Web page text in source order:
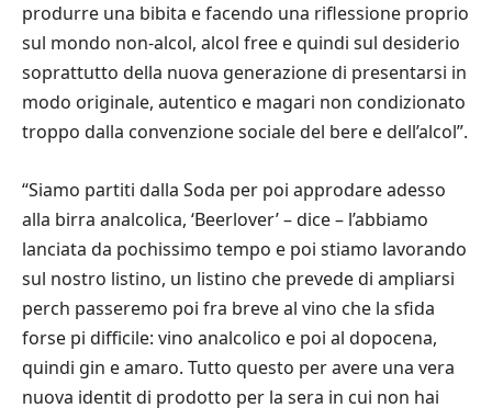
produrre una bibita e facendo una riflessione proprio
sul mondo non-alcol, alcol free e quindi sul desiderio
soprattutto della nuova generazione di presentarsi in
modo originale, autentico e magari non condizionato
troppo dalla convenzione sociale del bere e dell’alcol”.
“Siamo partiti dalla Soda per poi approdare adesso
alla birra analcolica, ‘Beerlover’ – dice – l’abbiamo
lanciata da pochissimo tempo e poi stiamo lavorando
sul nostro listino, un listino che prevede di ampliarsi
perch passeremo poi fra breve al vino che la sfida
forse pi difficile: vino analcolico e poi al dopocena,
quindi gin e amaro. Tutto questo per avere una vera
nuova identit di prodotto per la sera in cui non hai